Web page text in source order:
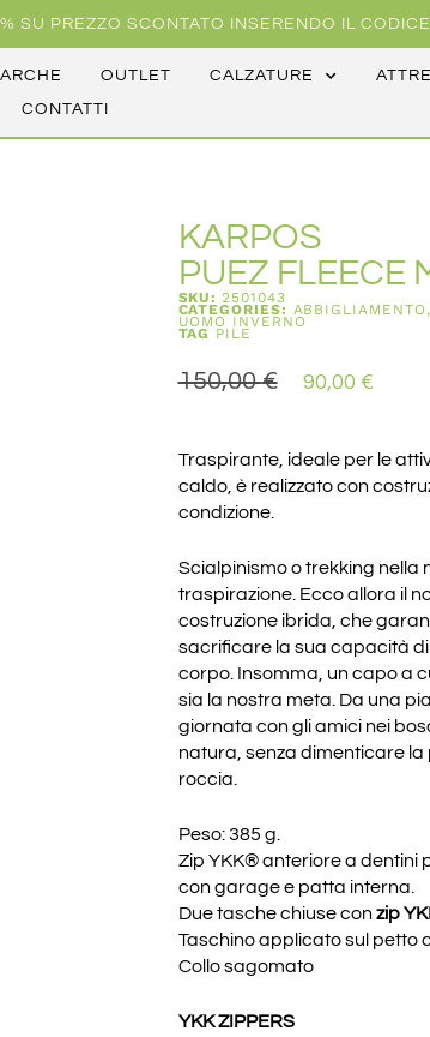
SU PREZZO SCONTATO INSERENDO IL
OUTLET CALZATURE
CONTATTI
KARPOS
PUEZ FLEECE
SKU: 2501043
CATEGORIES: ABBIGLIAMENTO
UOMO INVERNO
TAG PILE
150,00€ 90,00 €
Traspirante, ideale per le
caldo, è realizzato con
condizione.
Scialpinismo o trekking nella
traspirazione. Ecco allora il
costruzione ibrida, che
sacrificare la sua capacità
corpo. Insomma, un capo a
sia la nostra meta. Da una
giornata con gli amici nei
natura, senza dimenticare
roccia.
Peso: 385 g.
Zip YKK® anteriore a dentini
con garage e patta interna.
Due tasche chiuse conzip
Taschino applicato sul petto
Collo sagomato
YKK ZIPPERS